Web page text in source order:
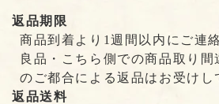
返品期限
商品到着より1週間以内にご連
良品・こちら側での商品取り間
のご都合による返品はお受けし
返品送料